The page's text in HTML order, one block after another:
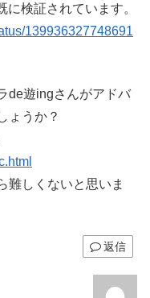
検証されています。
139936327748691
de遊ingさんがアドバ
ょうか？
難しくないと思いま
返信